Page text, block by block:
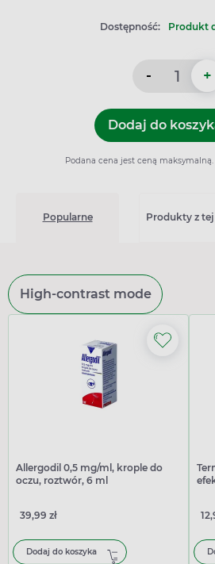
Dostępność: Produkt
- +
Dodaj do
Podana cena jest ceną maksymalną.
Popularne Produkty z tej
High-contrast mode
Allergodil 0,5 mg/ml, krople do
oczu, roztwór, 6 ml
39,99 zł
Dodaj do koszyka